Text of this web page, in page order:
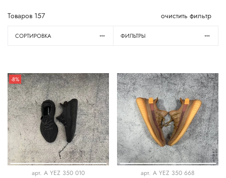
Товаров 157 очистить фильтр
СОРТИРОВКА ФИЛЬТРЫ
-8%
арт. A YEZ 350 010 арт. A YEZ 350 668